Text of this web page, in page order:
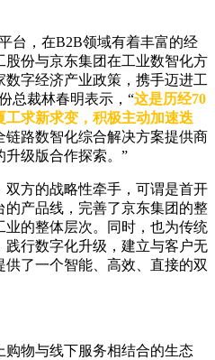
台，在B2B领域有着丰富的经
份与京东集团在工业数智化方
字经济产业政策，携手迈进工
总裁林春明表示，“这是历经70
求新求变，积极主动加速迭
链路数智化综合解决方案提供商
升级版合作探索。”
方的战略性牵手，可谓是首开
产品线，完善了京东集团的整
的整体层次。同时，也为传统
行数字化升级，建立与客户无
了一个智能、高效、直接的双
物与线下服务相结合的生态